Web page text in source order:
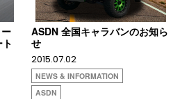
ASDN 全国キャラバンのお知ら
せ
2015.07.02
NEWS & INFORMATION
ASDN